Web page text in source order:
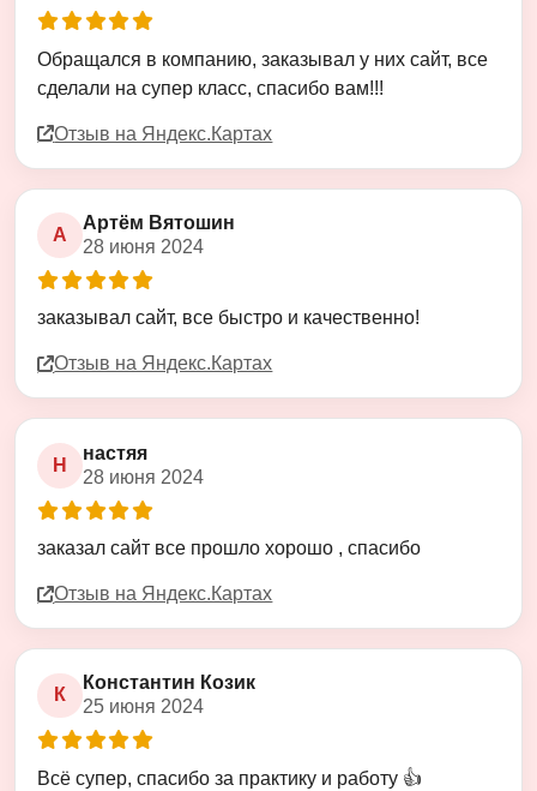
Обращался в компанию, заказывал у них сайт, все
сделали на супер класс, спасибо вам!!!
Отзыв на Яндекс.Картах
А
Артём Вятошин
28 июня 2024
заказывал сайт, все быстро и качественно!
Отзыв на Яндекс.Картах
Н
настяя
28 июня 2024
заказал сайт все прошло хорошо , спасибо
Отзыв на Яндекс.Картах
К
Константин Козик
25 июня 2024
Всё супер, спасибо за практику и работу 👍